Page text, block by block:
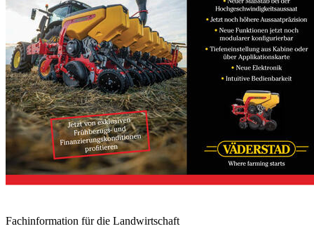
Fachinformation für die Landwirtschaft